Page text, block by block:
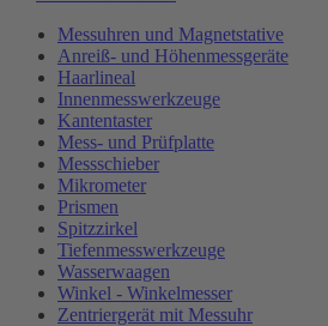
Messuhren und Magnetstative
Anreiß- und Höhenmessgeräte
Haarlineal
Innenmesswerkzeuge
Kantentaster
Mess- und Prüfplatte
Messschieber
Mikrometer
Prismen
Spitzzirkel
Tiefenmesswerkzeuge
Wasserwaagen
Winkel - Winkelmesser
Zentriergerät mit Messuhr